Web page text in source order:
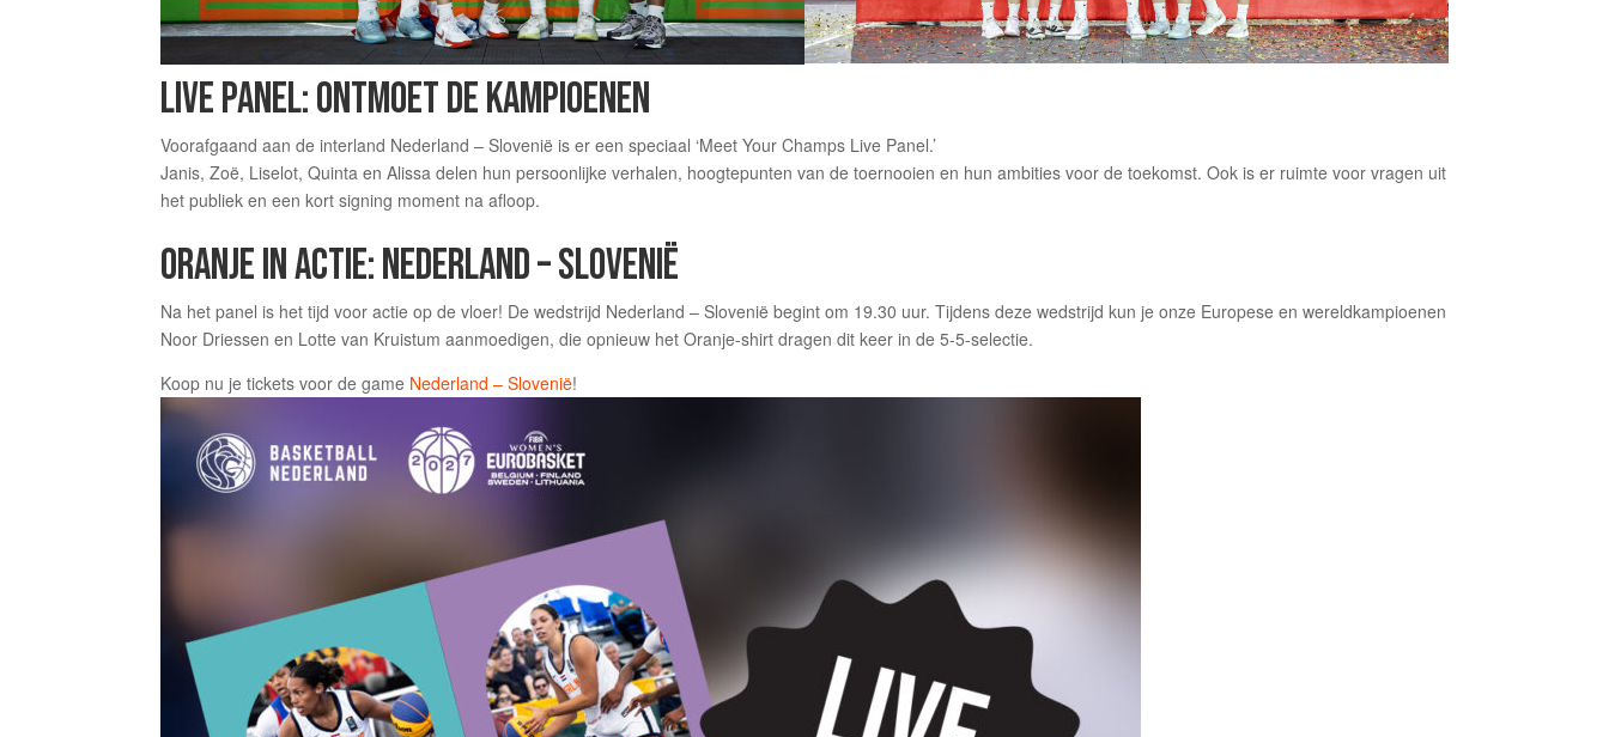
LIVE PANEL: ONTMOET DE KAMPIOENEN
Voorafgaand aan de interland Nederland – Slovenië is er een speciaal ‘Meet Your Champs Live Panel.’
Janis, Zoë, Liselot, Quinta en Alissa delen hun persoonlijke verhalen, hoogtepunten van de toernooien en hun ambities voor de toekomst. Ook is er ruimte voor vragen uit
het publiek en een kort signing moment na afloop.
ORANJE IN ACTIE: NEDERLAND – SLOVENIË
Na het panel is het tijd voor actie op de vloer! De wedstrijd Nederland – Slovenië begint om 19.30 uur. Tijdens deze wedstrijd kun je onze Europese en wereldkampioenen
Noor Driessen en Lotte van Kruistum aanmoedigen, die opnieuw het Oranje-shirt dragen dit keer in de 5-5-selectie.
Koop nu je tickets voor de game Nederland – Slovenië!